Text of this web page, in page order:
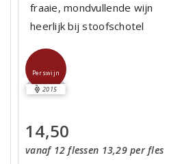
fraaie, mondvullende wijn
heerlijk bij stoofschotel
Perswijn
2015
14,50
vanaf 12 flessen 13,29 per fles